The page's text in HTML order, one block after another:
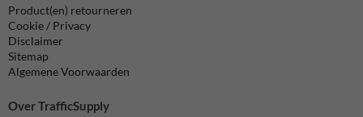
Product(en) retourneren
Cookie / Privacy
Disclaimer
Sitemap
Algemene Voorwaarden
Over TrafficSupply